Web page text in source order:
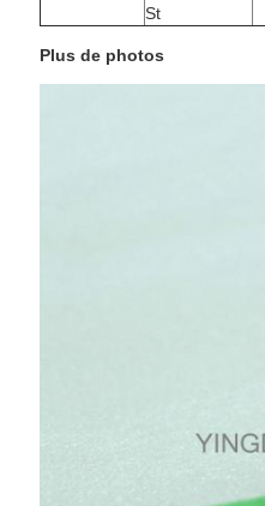
St
Plus de photos